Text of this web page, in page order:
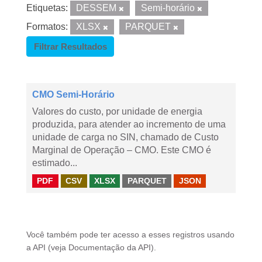
Etiquetas: DESSEM
Semi-horário
Formatos:
XLSX
PARQUET
Filtrar Resultados
CMO Semi-Horário
Valores do custo, por unidade de energia
produzida, para atender ao incremento de uma
unidade de carga no SIN, chamado de Custo
Marginal de Operação – CMO. Este CMO é
estimado...
PDF CSV XLSX PARQUET JSON
Você também pode ter acesso a esses registros usando
a API (veja Documentação da API ).